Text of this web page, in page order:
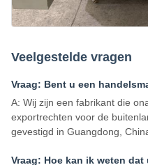
Veelgestelde vragen
Vraag: Bent u een
A: Wij zijn een fabrikant die
exportrechten voor de
gevestigd in Guangdong,
Vraag: Hoe kan ik weten